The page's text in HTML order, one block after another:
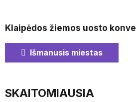
Klaipėdos žiemos uosto
Išmanusis miestas
SKAITOMIAUSIA